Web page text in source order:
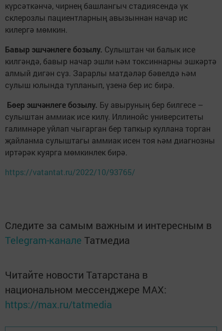
күрсәткәнчә, чирнең башлангыч стадиясендә үк
склерозлы пациентларның авызыннан начар ис
килергә мөмкин.
Бавыр эшчәнлеге бозылу. Сулыштан чи балык исе
килгәндә, бавыр начар эшли һәм токсиннарны эшкәртә
алмый дигән сүз. Зарарлы матдәләр бәвелдә һәм
сулыш юлында тупланып, үзенә бер ис бирә.
Бөер эшчәнлеге бозылу. Бу авыруның бер билгесе –
сулыштан аммиак исе килү. Иллинойс университеты
галимнәре уйлап чыгарган бер тапкыр куллана торган
җайланма сулыштагы аммиак исен тоя һәм диагнозны
иртәрәк куярга мөмкинлек бирә.
https://vatantat.ru/2022/10/93765/
Следите за самым важным и интересным в
Telegram-канале Татмедиа
Читайте новости Татарстана в
национальном мессенджере MАХ:
https://max.ru/tatmedia